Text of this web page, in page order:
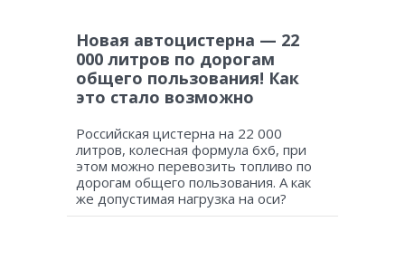
Новая автоцистерна — 22
000 литров по дорогам
общего пользования! Как
это стало возможно
Российская цистерна на 22 000
литров, колесная формула 6х6, при
этом можно перевозить топливо по
дорогам общего пользования. А как
же допустимая нагрузка на оси?